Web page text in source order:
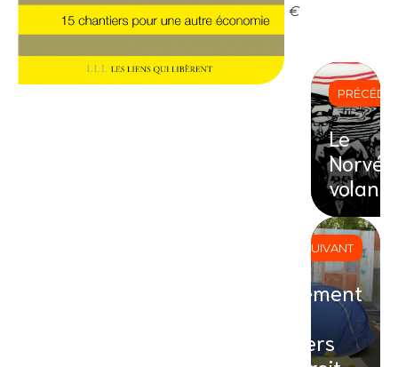
€
Le
volant
SUIVANT
Logement
travers